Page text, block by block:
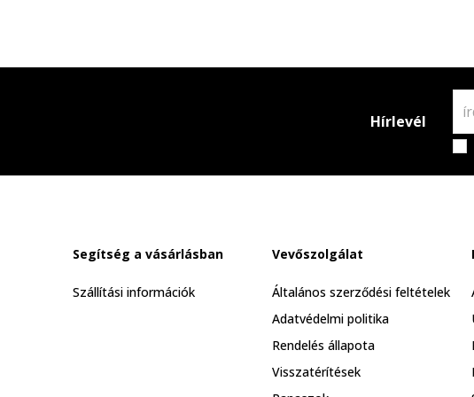
Hírlevél
Segítség a vásárlásban
Szállítási információk
Vevőszolgálat
Általános szerződési feltételek
Adatvédelmi politika
Rendelés állapota
Visszatérítések